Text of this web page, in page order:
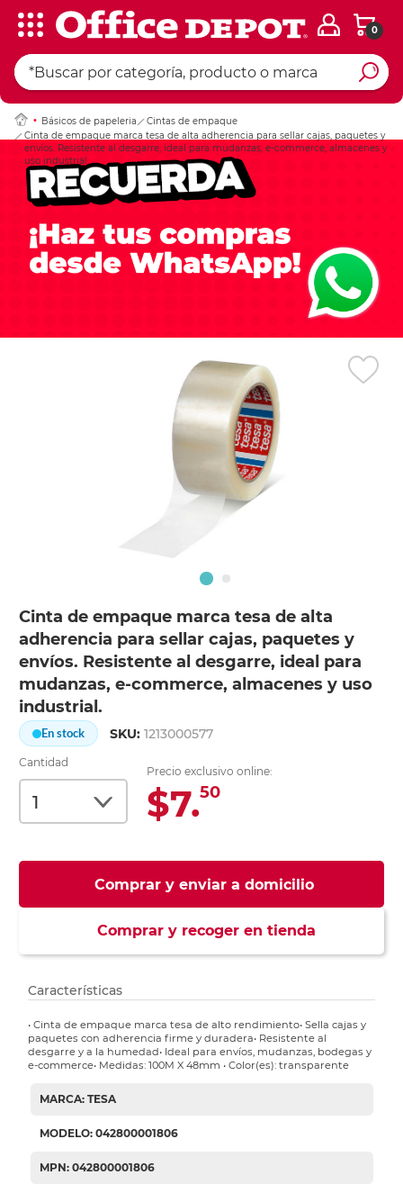
0
Básicos de papeleria
Cintas de empaque
Cinta de empaque marca tesa de alta adherencia para sellar cajas, paquetes y
envíos. Resistente al desgarre, ideal para mudanzas, e-commerce, almacenes y
uso industrial.
Cinta de empaque marca tesa de alta
adherencia para sellar cajas, paquetes y
envíos. Resistente al desgarre, ideal para
mudanzas, e-commerce, almacenes y uso
industrial.
En stock SKU:1213000577
Cantidad
Precio exclusivo online:
$7.50
Comprar y enviar a domicilio
Comprar y recoger en tienda
Ingresar Codigo
Características
• Cinta de empaque marca tesa de alto rendimiento• Sella cajas y
paquetes con adherencia firme y duradera• Resistente al
desgarre y a la humedad• Ideal para envíos, mudanzas, bodegas y
e-commerce• Medidas: 100M X 48mm • Color(es): transparente
MARCA: TESA
MODELO: 042800001806
MPN: 042800001806